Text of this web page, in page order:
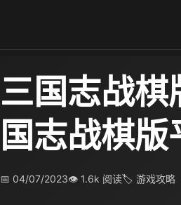
三国志战棋
国志战棋
📅 04/07/2023👁 1.6k 阅读🏷 游戏攻略